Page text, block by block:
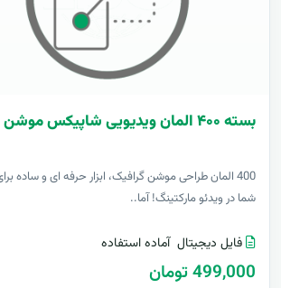
بسته ۴۰۰ المان ویدیویی شاپیکس موشن گرافیک
400 المان طراحی موشن گرافیک، ابزار حرفه ای و ساده
شما در ویدئو مارکتینگ! آما..
فایل دیجیتال آماده استفاده
499,000 تومان